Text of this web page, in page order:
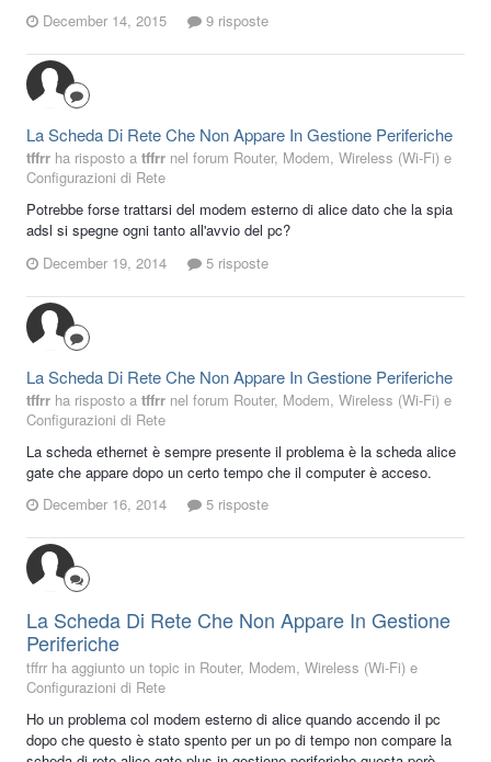
December 14, 2015
9 risposte
La Scheda Di Rete Che Non Appare In Gestione Periferiche
tffrr ha risposto a tffrr nel forum Router, Modem, Wireless (Wi-Fi) e
Configurazioni di Rete
Potrebbe forse trattarsi del modem esterno di alice dato che la spia
adsl si spegne ogni tanto all'avvio del pc?
December 19, 2014
5 risposte
La Scheda Di Rete Che Non Appare In Gestione Periferiche
tffrr ha risposto a tffrr nel forum Router, Modem, Wireless (Wi-Fi) e
Configurazioni di Rete
La scheda ethernet è sempre presente il problema è la scheda alice
gate che appare dopo un certo tempo che il computer è acceso.
December 16, 2014
5 risposte
La Scheda Di Rete Che Non Appare In Gestione
Periferiche
tffrr ha aggiunto un topic in Router, Modem, Wireless (Wi-Fi) e
Configurazioni di Rete
Ho un problema col modem esterno di alice quando accendo il pc
dopo che questo è stato spento per un po di tempo non compare la